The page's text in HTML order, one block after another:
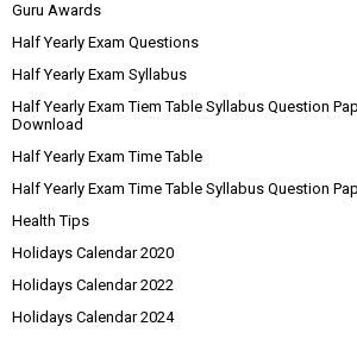
Guru Awards
Half Yearly Exam Questions
Half Yearly Exam Syllabus
Half Yearly Exam Tiem Table Syllabus Question
Download
Half Yearly Exam Time Table
Half Yearly Exam Time Table Syllabus Question
Health Tips
Holidays Calendar 2020
Holidays Calendar 2022
Holidays Calendar 2024